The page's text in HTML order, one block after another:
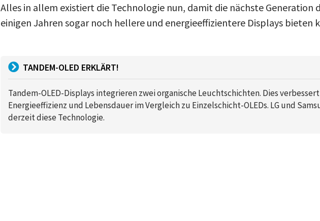
Alles in allem existiert die Technologie nun, damit die nächste Generation
einigen Jahren sogar noch hellere und energieeffizientere Displays bieten
TANDEM-OLED ERKLÄRT!
Tandem-OLED-Displays integrieren zwei organische Leuchtschichten. Dies
Energieeffizienz und Lebensdauer im Vergleich zu Einzelschicht-OLEDs. LG und
derzeit diese Technologie.